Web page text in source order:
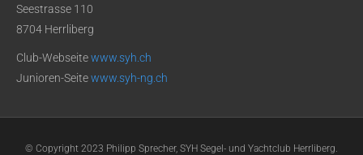
Seestrasse 110
8704 Herrliberg
Club-Webseitewww.syh.ch
Junioren-Seitewww.syh-ng.ch
© Copyright 2023 Philipp Sprecher, SYH Segel- und Yachtclub Herrliberg.